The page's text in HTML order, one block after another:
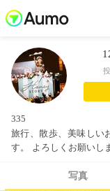
335
旅行、散歩、美味しい
す。 よろしくお願いし
写真